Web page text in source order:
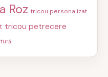
Roz tricou personalizat
tricou petrecere